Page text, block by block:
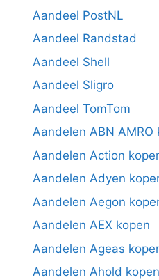
Aandeel PostNL
Aandeel Randstad
Aandeel Shell
Aandeel Sligro
Aandeel TomTom
Aandelen ABN
Aandelen Action
Aandelen Adyen
Aandelen Aegon
Aandelen AEX kopen
Aandelen Ageas
Aandelen Ahold kopen